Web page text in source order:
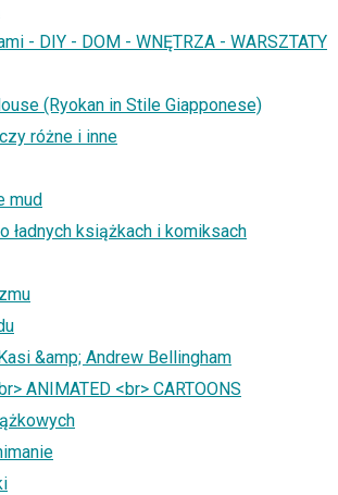
- DIY - DOM - WNĘTRZA - WARSZTATY
(Ryokan in Stile Giapponese)
różne i inne
mud
ładnych książkach i komiksach
&amp; Andrew Bellingham
ANIMATED <br> CARTOONS